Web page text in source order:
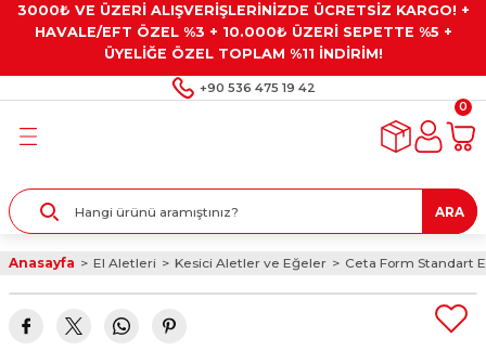
3000₺ VE ÜZERİ ALIŞVERİŞLERİNİZDE ÜCRETSİZ KARGO! +
HAVALE/EFT ÖZEL %3 + 10.000₺ ÜZERİ SEPETTE %5 +
ÜYELİĞE ÖZEL TOPLAM %11 İNDİRİM!
+90 536 475 19 42
Geri Dön
Geri Dön
Geri Dön
Gresler
Geri Dön
Alet Setleri
Geri Dön
Taşları ve
ARA
0
Anasayfa El Aletleri Kesici Aletler ve Eğeler Ceta Form Standart